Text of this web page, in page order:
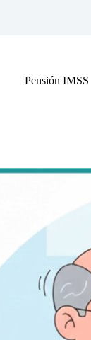
Pensión IMSS